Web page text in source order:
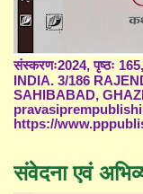
संस्करणः2024, पृष्ठः
INDIA. 3/186
SAHIBABAD,
https://
संवेदना एवं